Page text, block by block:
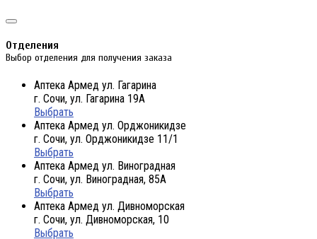
Отделения
Выбор отделения для получения заказа
Аптека Армед ул. Гагарина
г. Сочи, ул. Гагарина 19А
Выбрать
Аптека Армед ул. Орджоникидзе
г. Сочи, ул. Орджоникидзе 11/1
Выбрать
Аптека Армед ул. Виноградная
г. Сочи, ул. Виноградная, 85А
Выбрать
Аптека Армед ул. Дивноморская
г. Сочи, ул. Дивноморская, 10
Выбрать